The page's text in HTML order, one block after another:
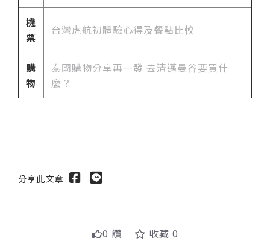
機
票
台灣虎航初體驗心得及餐點比較
購
物
泰國購物分享再一發 去清邁曼谷要買什
麼？
分享此文章
0 讚 收藏 0